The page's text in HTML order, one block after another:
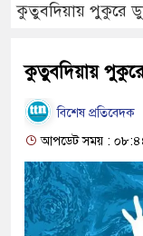
কুতুবদিয়ায় পুকুরে
কুতুবদিয়ায়
বিশেষ প্রতিবেদক
আপডেট সময় :